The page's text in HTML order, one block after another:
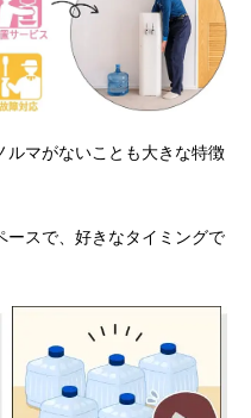
ルマがないことも大きな特徴
スで、好きなタイミングで